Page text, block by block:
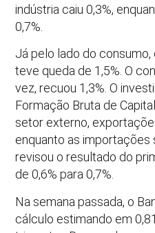
indústria caiu 0,3%,
0,7%.
Já pelo lado do
teve queda de 1,5%. O
vez, recuou 1,3%. O
Formação Bruta de
setor externo,
enquanto as importações
revisou o resultado do
de 0,6% para 0,7%.
Na semana passada, o
cálculo estimando em